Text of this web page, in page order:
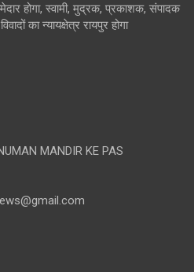
होगा, स्वामी, मुद्रक, प्रकाशक, संपादक
का न्यायक्षेत्र रायपुर होगा
MANDIR KE PAS